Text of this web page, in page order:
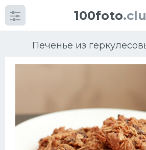
100foto
Печенье из
Категориикартинок